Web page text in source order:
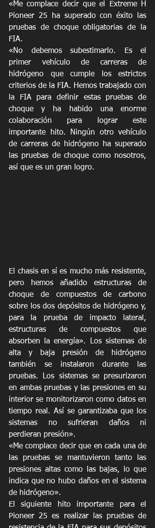
«Me complace decir que el Extreme H
Pioneer 25 ha superado con éxito las
pruebas de choque obligatorias de la
FIA.
«No debemos subestimarlo. Es el
primer vehículo de carreras de
hidrógeno que cumple los estrictos
criterios de la FIA. Hemos trabajado con
la FIA para definir estas pruebas de
choque y ha habido una enorme
colaboración para lograr este
importante hito. Ningún otro vehículo
de carreras de hidrógeno ha superado
las pruebas de choque como nosotros,
así que es un gran logro.
El chasis en sí es mucho más resistente,
pero hemos añadido estructuras de
choque de compuestos de carbono
sobre los dos depósitos de hidrógeno y,
para la prueba de impacto lateral,
estructuras de compuestos que
absorben la energía». Los sistemas de
alta y baja presión de hidrógeno
también se instalaron durante las
pruebas. Los sistemas se presurizaron
en ambas pruebas y las presiones en su
interior se monitorizaron como datos en
tiempo real. Así se garantizaba que los
sistemas no sufrieran daños ni
perdieran presión».
«Me complace decir que en cada una de
las pruebas se mantuvieron tanto las
presiones altas como las bajas, lo que
indica que no hubo daños en el sistema
de hidrógeno».
El siguiente hito importante para el
Pioneer 25 es realizar las pruebas de